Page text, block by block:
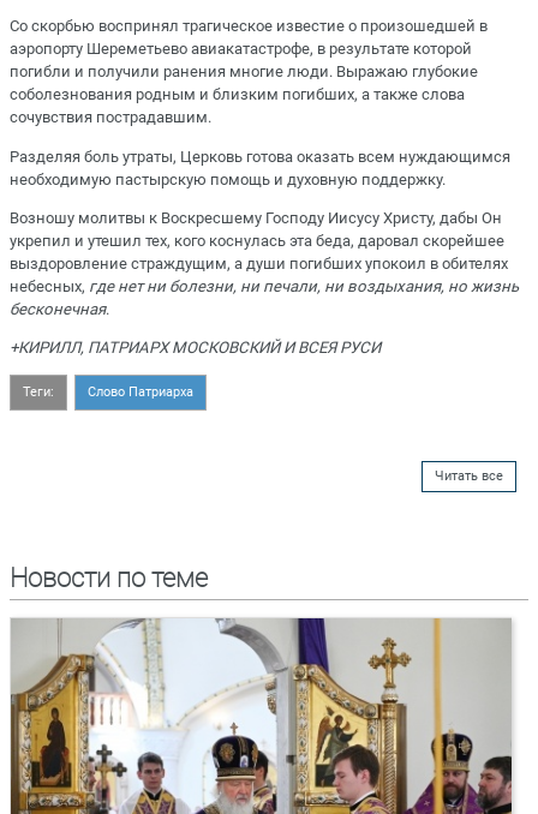
Со скорбью воспринял трагическое известие о произошедшей в
аэропорту Шереметьево авиакатастрофе, в результате которой
погибли и получили ранения многие люди. Выражаю глубокие
соболезнования родным и близким погибших, а также слова
сочувствия пострадавшим.
Разделяя боль утраты, Церковь готова оказать всем нуждающимся
необходимую пастырскую помощь и духовную поддержку.
Возношу молитвы к Воскресшему Господу Иисусу Христу, дабы Он
укрепил и утешил тех, кого коснулась эта беда, даровал скорейшее
выздоровление страждущим, а души погибших упокоил в обителях
небесных, где нет ни болезни, ни печали, ни воздыхания, но жизнь
бесконечная.
+КИРИЛЛ, ПАТРИАРХ МОСКОВСКИЙ И ВСЕЯ РУСИ
Теги: Слово Патриарха
Читать все
Новости по теме